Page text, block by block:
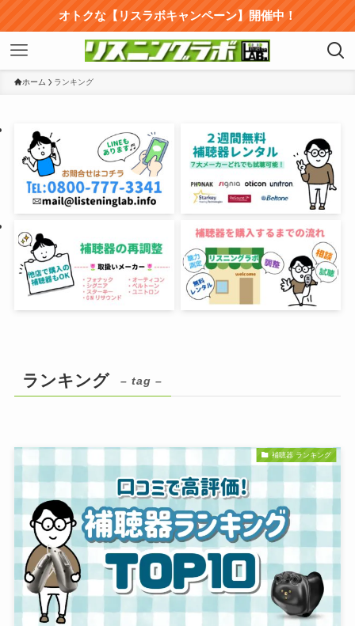
オトクな【リスラボキャンペーン】開催中！
ホーム ランキング
ランキング – tag –
補聴器 ランキング